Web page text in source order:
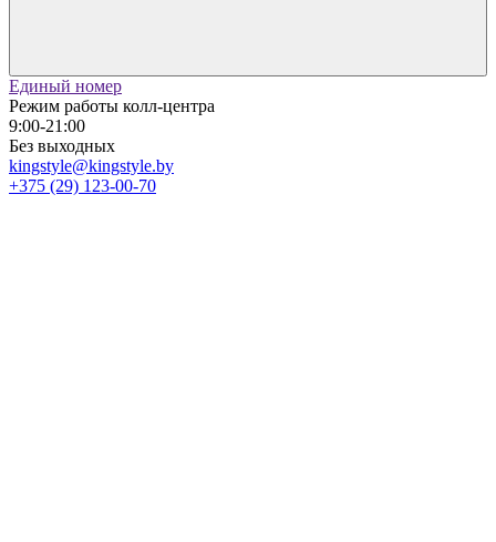
Единый номер
Режим работы колл-центра
9:00-21:00
Без выходных
kingstyle@kingstyle.by
+375 (29) 123-00-70